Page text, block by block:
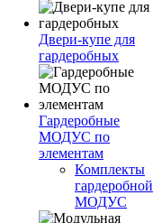
Двери-купе для
гардеробных
Гардеробные
МОДУС по
элементам
Комплекты
гардеробной
МОДУС